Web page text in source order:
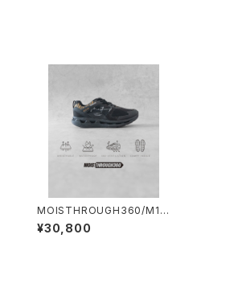
MOISTHROUGH360/M111
3M#1/特許取得・通気防水シ
ステム採用”モイスルー36
¥30,800